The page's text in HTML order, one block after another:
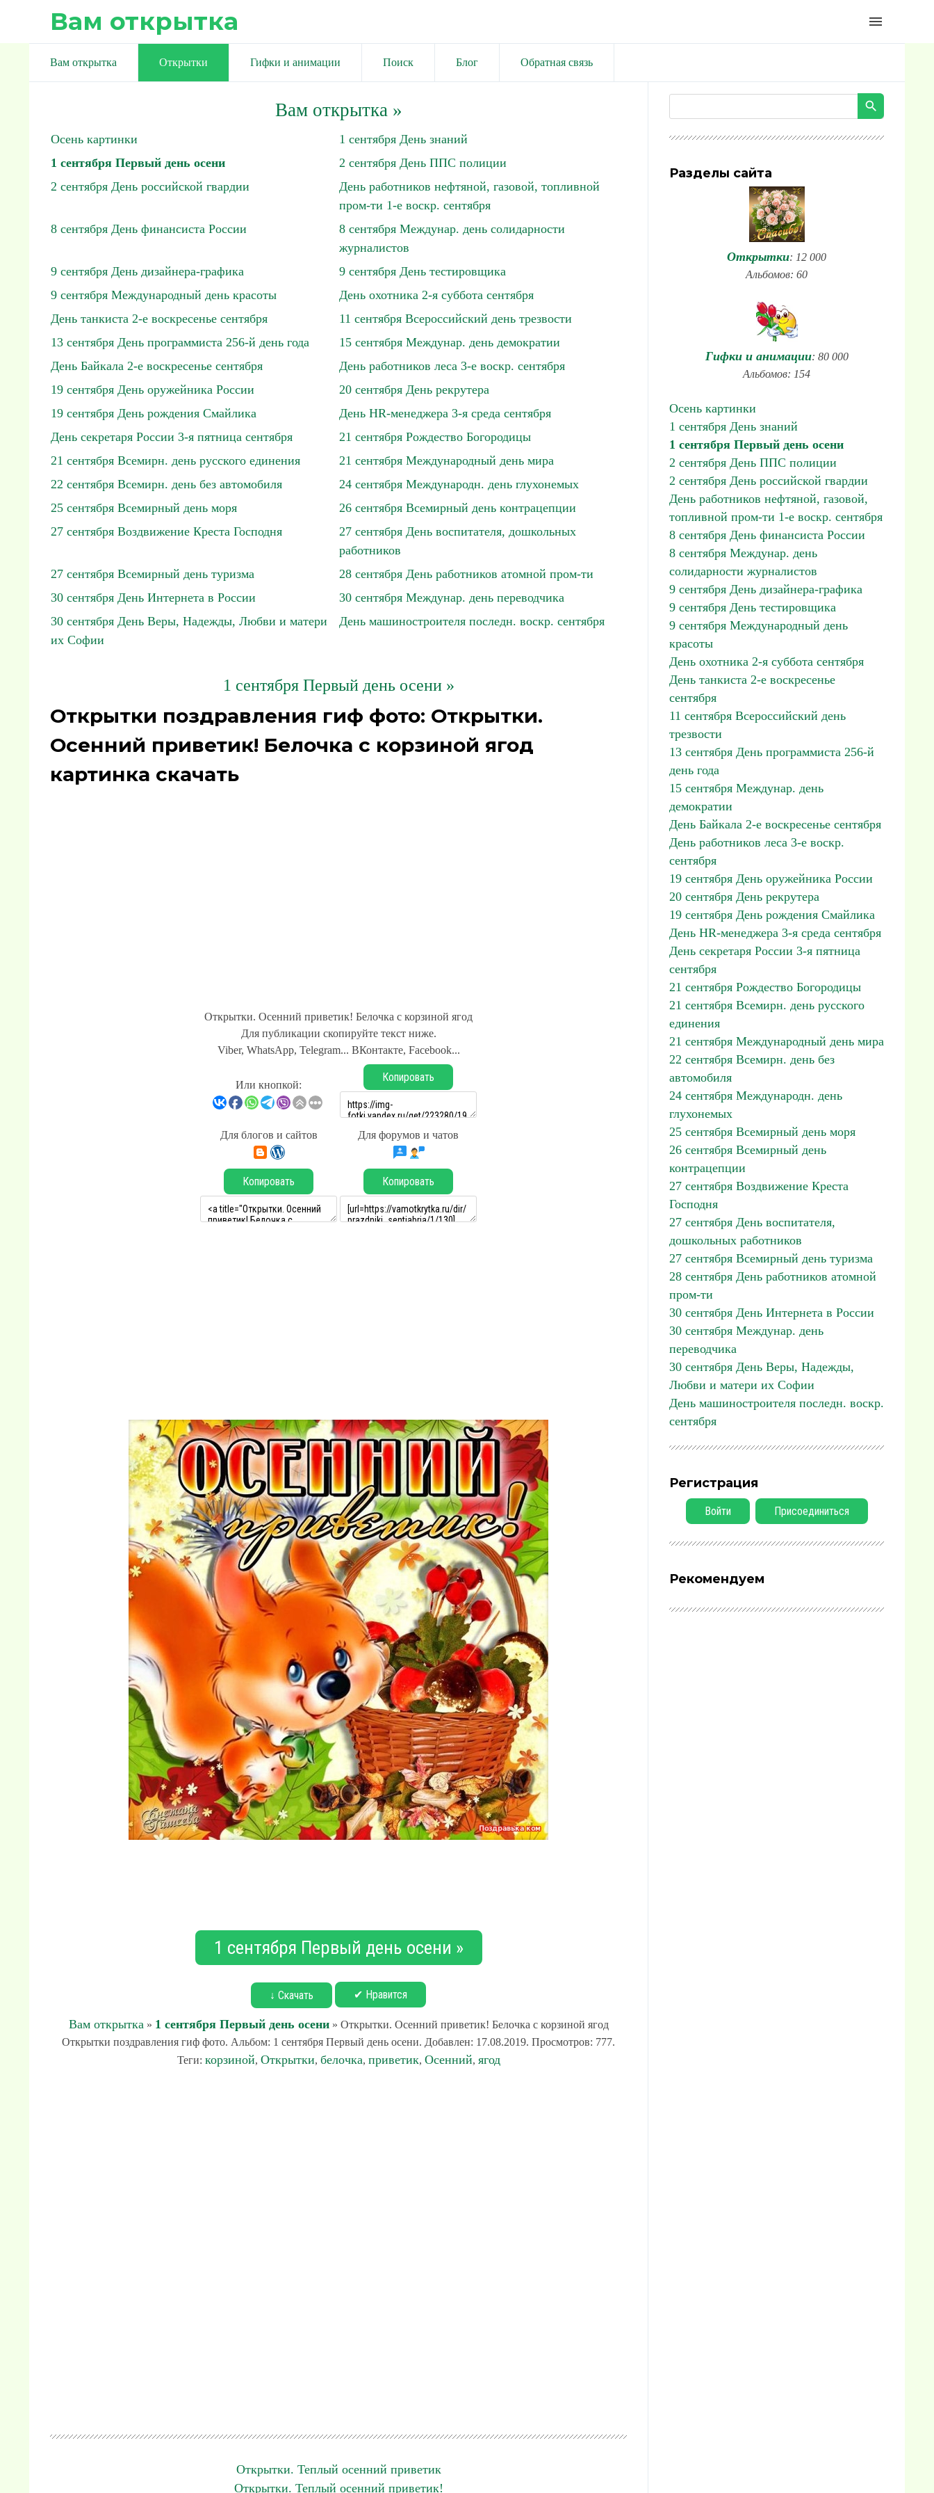
Вам открытка menu
Вам открытка Открытки Гифки и анимации Поиск Блог Обратная связь
Вам открытка»
Осень картинки
1 сентября День знаний
1 сентября Первый день осени
2 сентября День ППС полиции
2 сентября День российской гвардии
День работников нефтяной, газовой, топливной
пром-ти 1-е воскр. сентября
8 сентября День финансиста России
8 сентября Междунар. день солидарности
журналистов
9 сентября День дизайнера-графика
9 сентября День тестировщика
9 сентября Международный день красоты
День охотника 2-я суббота сентября
День танкиста 2-е воскресенье сентября
11 сентября Всероссийский день трезвости
13 сентября День программиста 256-й день года
15 сентября Междунар. день демократии
День Байкала 2-е воскресенье сентября
День работников леса 3-е воскр. сентября
19 сентября День оружейника России
20 сентября День рекрутера
19 сентября День рождения Смайлика
День HR-менеджера 3-я среда сентября
День секретаря России 3-я пятница сентября
21 сентября Рождество Богородицы
21 сентября Всемирн. день русского единения
21 сентября Международный день мира
22 сентября Всемирн. день без автомобиля
24 сентября Международн. день глухонемых
25 сентября Всемирный день моря
26 сентября Всемирный день контрацепции
27 сентября Воздвижение Креста Господня
27 сентября День воспитателя, дошкольных
работников
27 сентября Всемирный день туризма
28 сентября День работников атомной пром-ти
30 сентября День Интернета в России
30 сентября Междунар. день переводчика
30 сентября День Веры, Надежды, Любви и матери
их Софии
День машиностроителя последн. воскр. сентября
1 сентября Первый день осени »
Открытки поздравления гиф фото: Открытки.
Осенний приветик! Белочка с корзиной ягод
картинка скачать
Открытки. Осенний приветик! Белочка с корзиной ягод
Для публикации скопируйте текст ниже.
Viber, WhatsApp, Telegram... ВКонтакте, Facebook...
Или кнопкой:
Копировать
Для блогов и сайтов Для форумов и чатов
Копировать Копировать
1 сентября Первый день осени »
↓ Скачать ✔ Нравится
Вам открытка » 1 сентября Первый день осени» Открытки. Осенний приветик! Белочка с корзиной ягод
Открытки поздравления гиф фото. Альбом: 1 сентября Первый день осени. Добавлен: 17.08.2019. Просмотров: 777.
Теги: корзиной, Открытки, белочка, приветик, Осенний, ягод
Открытки. Теплый осенний приветик
Открытки. Теплый осенний приветик!
Разделы сайта
Открытки: 12 000
Альбомов: 60
Гифки и анимации: 80 000
Альбомов: 154
Осень картинки
1 сентября День знаний
1 сентября Первый день осени
2 сентября День ППС полиции
2 сентября День российской гвардии
День работников нефтяной, газовой,
топливной пром-ти 1-е воскр. сентября
8 сентября День финансиста России
8 сентября Междунар. день
солидарности журналистов
9 сентября День дизайнера-графика
9 сентября День тестировщика
9 сентября Международный день
красоты
День охотника 2-я суббота сентября
День танкиста 2-е воскресенье
сентября
11 сентября Всероссийский день
трезвости
13 сентября День программиста 256-й
день года
15 сентября Междунар. день
демократии
День Байкала 2-е воскресенье сентября
День работников леса 3-е воскр.
сентября
19 сентября День оружейника России
20 сентября День рекрутера
19 сентября День рождения Смайлика
День HR-менеджера 3-я среда сентября
День секретаря России 3-я пятница
сентября
21 сентября Рождество Богородицы
21 сентября Всемирн. день русского
единения
21 сентября Международный день мира
22 сентября Всемирн. день без
автомобиля
24 сентября Международн. день
глухонемых
25 сентября Всемирный день моря
26 сентября Всемирный день
контрацепции
27 сентября Воздвижение Креста
Господня
27 сентября День воспитателя,
дошкольных работников
27 сентября Всемирный день туризма
28 сентября День работников атомной
пром-ти
30 сентября День Интернета в России
30 сентября Междунар. день
переводчика
30 сентября День Веры, Надежды,
Любви и матери их Софии
День машиностроителя последн. воскр.
сентября
Регистрация
Войти Присоединиться
Рекомендуем